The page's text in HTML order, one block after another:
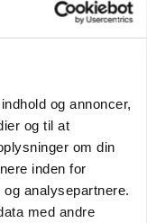
og annoncer,
og til at
om din
inden for
analysepartnere.
med andre